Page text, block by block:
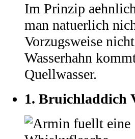
Im Prinzip
man natuerlich
Vorzugsweise
Wasserhahn
Quellwasser.
1. Bruichladdich